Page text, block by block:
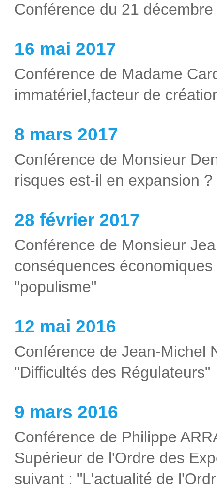
Conférence du 21
16 mai 2017
Conférence de Madame
immatériel,facteur de
8 mars 2017
Conférence de Monsieur
risques est-il en expansion ?
28 février 2017
Conférence de Monsieur
conséquences
"populisme"
12 mai 2016
Conférence de Jean-Michel
"Difficultés des Régulateurs"
9 mars 2016
Conférence de Philippe
Supérieur de l'Ordre des
suivant : "L'actualité de